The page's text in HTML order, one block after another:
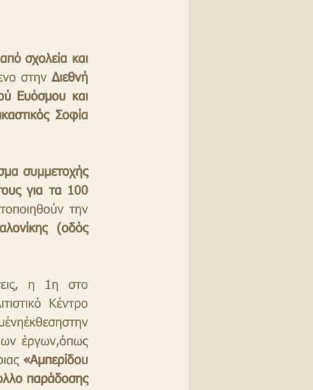
σχολεία και
στην Διεθνή
Ευόσμου και
Σοφία
συμμετοχής
για τα 100
(οδός
η 1η στο
Κέντρο
έργων,όπως
«Αμπερίδου
παράδοσης